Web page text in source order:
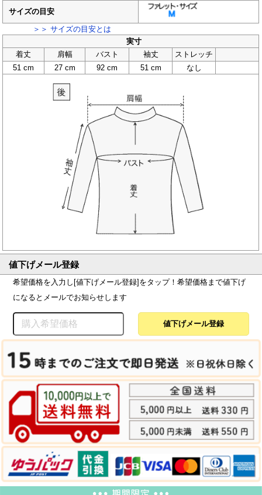
サイズの目安
＞＞ サイズの目安とは
実寸
着丈
肩幅 バスト 袖丈
ストレッチ
51 cm
27 cm 92 cm 51 cm なし
値下げメール登録
希望価格を入力し[値下げメール登録]をタップ！希望価格まで値下げ
になるとメールでお知らせします